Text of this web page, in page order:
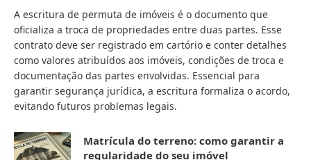
A escritura de permuta de imóveis é o documento que
oficializa a troca de propriedades entre duas partes. Esse
contrato deve ser registrado em cartório e conter detalhes
como valores atribuídos aos imóveis, condições de troca e
documentação das partes envolvidas. Essencial para
garantir segurança jurídica, a escritura formaliza o acordo,
evitando futuros problemas legais.
Matrícula do terreno: como garantir a
regularidade do seu imóvel